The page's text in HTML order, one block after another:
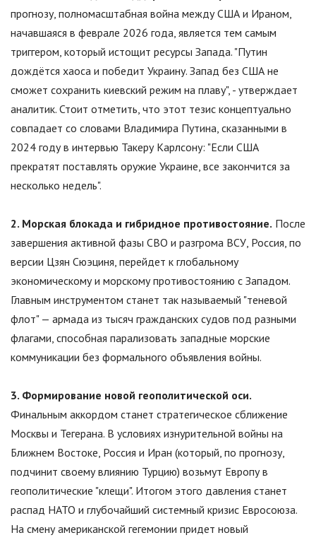
прогнозу, полномасштабная война между США и Ираном,
начавшаяся в феврале 2026 года, является тем самым
триггером, который истощит ресурсы Запада. "Путин
дождётся хаоса и победит Украину. Запад без США не
сможет сохранить киевский режим на плаву", - утверждает
аналитик. Стоит отметить, что этот тезис концептуально
совпадает со словами Владимира Путина, сказанными в
2024 году в интервью Такеру Карлсону: "Если США
прекратят поставлять оружие Украине, все закончится за
несколько недель".
2. Морская блокада и гибридное противостояние. После
завершения активной фазы СВО и разгрома ВСУ, Россия, по
версии Цзян Сюэциня, перейдет к глобальному
экономическому и морскому противостоянию с Западом.
Главным инструментом станет так называемый "теневой
флот"— армада из тысяч гражданских судов под разными
флагами, способная парализовать западные морские
коммуникации без формального объявления войны.
3. Формирование новой геополитической оси.
Финальным аккордом станет стратегическое сближение
Москвы и Тегерана. В условиях изнурительной войны на
Ближнем Востоке, Россия и Иран (который, по прогнозу,
подчинит своему влиянию Турцию) возьмут Европу в
геополитические "клещи". Итогом этого давления станет
распад НАТО и глубочайший системный кризис Евросоюза.
На смену американской гегемонии придет новый